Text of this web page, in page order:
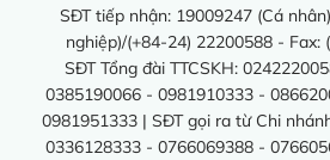
SĐT tiếp nhận: 19009247 (Cá
nghiệp)/(+84-24) 22200588 - Fax:
SĐT Tổng đài TTCSKH:
0385190066 - 0981910333 -
0981951333 | SĐT gọi ra từ Chi
0336128333 - 0766069388 -